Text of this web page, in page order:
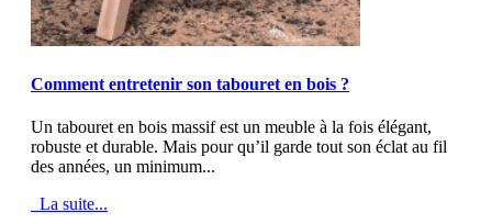
Comment entretenir son tabouret en bois ?
Un tabouret en bois massif est un meuble à la fois élégant,
robuste et durable. Mais pour qu’il garde tout son éclat au fil
des années, un minimum...
La suite...